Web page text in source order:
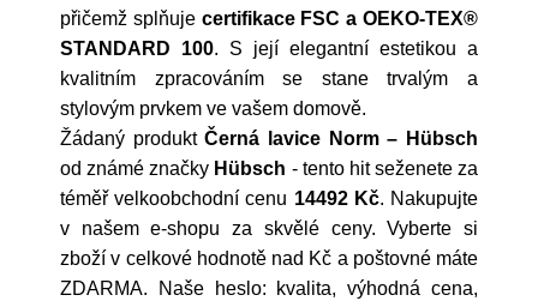
přičemž splňuje certifikace FSC a OEKO-TEX®
STANDARD 100. S její elegantní estetikou a
kvalitním zpracováním se stane trvalým a
stylovým prvkem ve vašem domově.
Žádaný produktČerná lavice Norm – Hübsch
od známé značky Hübsch - tento hit seženete za
téměř velkoobchodní cenu 14492 Kč. Nakupujte
v našem e-shopu za skvělé ceny. Vyberte si
zboží v celkové hodnotě nad Kč a poštovné máte
ZDARMA. Naše heslo: kvalita, výhodná cena,